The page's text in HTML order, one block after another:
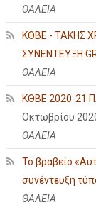
ΘΑΛΕΙΑ
ΚΘΒΕ - ΤΑΚΗΣ
ΣΥΝΕΝΤΕΥΞΗ
ΘΑΛΕΙΑ
ΚΘΒΕ 2020-21
Οκτωβρίου
ΘΑΛΕΙΑ
Το βραβείο
συνέντευξη
ΘΑΛΕΙΑ